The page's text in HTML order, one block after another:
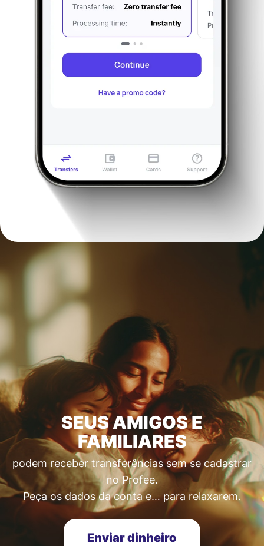
SEUS AMIGOS E
FAMILIARES
podem receber transferências sem se cadastrar
no Profee.
Peça os dados da conta e… para relaxarem.
Enviar dinheiro